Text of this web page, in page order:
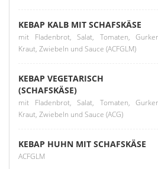
KEBAP KALB MIT SCHAFSKÄSE
mit Fladenbrot, Salat, Tomaten,
Kraut, Zwiebeln und Sauce (ACFGLM)
KEBAP VEGETARISCH
(SCHAFSKÄSE)
mit Fladenbrot, Salat, Tomaten,
Kraut, Zwiebeln und Sauce (ACG)
KEBAP HUHN MIT SCHAFSKÄSE
ACFGLM